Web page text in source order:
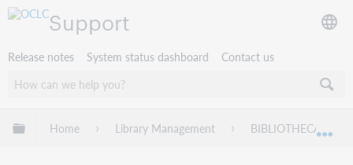
Support
Release notes System status dashboard Contact us
Expand/collapse global hierarchy
Home Library Management BIBLIOTHECA